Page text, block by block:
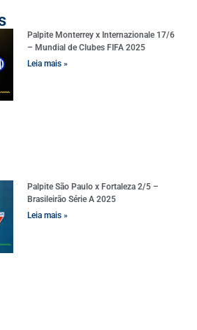
Palpite Monterrey x Internazionale 17/6
– Mundial de Clubes FIFA 2025
Leia mais »
Palpite São Paulo x Fortaleza 2/5 –
Brasileirão Série A 2025
Leia mais »